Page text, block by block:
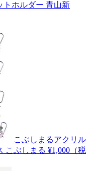
トホルダー 青山新
こぶしまるアクリル
こぶしまる ¥1,000（税